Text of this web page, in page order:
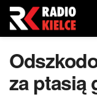
za ptasią